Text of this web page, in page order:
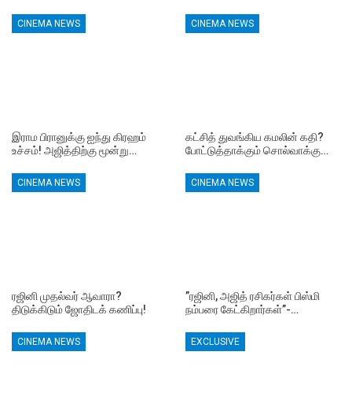
CINEMA NEWS
இராம பிரானுக்கு ஐந்து கிரஹம்
உச்சம்! அஜித்திற்கு மூன்று…
CINEMA NEWS
கட்சித் துவங்கிய கமலின் கதி?
போட்டுத்தாக்கும் சொல்வாக்கு…
CINEMA NEWS
ரஜினி முதல்வர் ஆவாரா?
திடுக்கிடும் ஜோதிடக் கணிப்பு!
CINEMA NEWS
”ரஜினி, அஜித் ரசிகர்கள் பிஸ்மி
நம்பரை கேட்கிறார்கள்”-…
CINEMA NEWS EXCLUSIVE